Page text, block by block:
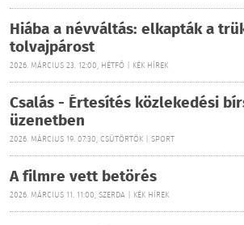
Hiába a névváltás: elkapták a
tolvajpárost
2026. MÁRCIUS 23. 12:00, HÉTFŐ | KÉK HÍREK
Csalás - Értesítés közlekedési
üzenetben
2026. MÁRCIUS 19. 07:30, CSÜTÖRTÖK | SPORT
A filmre vett betörés
2026. MÁRCIUS 11. 11:00, SZERDA | KÉK HÍREK